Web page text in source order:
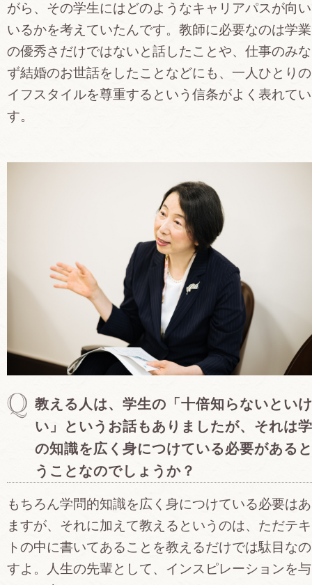
がら、その学生にはどのようなキャリアパスが向
いるかを考えていたんです。教師に必要なのは学
の優秀さだけではないと話したことや、仕事のみ
ず結婚のお世話をしたことなどにも、一人ひとり
イフスタイルを尊重するという信条がよく表れて
す。
教える人は、学生の「十倍知らないとい
い」というお話もありましたが、それは
の知識を広く身につけている必要がある
うことなのでしょうか？
もちろん学問的知識を広く身につけている必要は
ますが、それに加えて教えるというのは、ただテ
トの中に書いてあることを教えるだけでは駄目な
すよ。人生の先輩として、インスピレーションを